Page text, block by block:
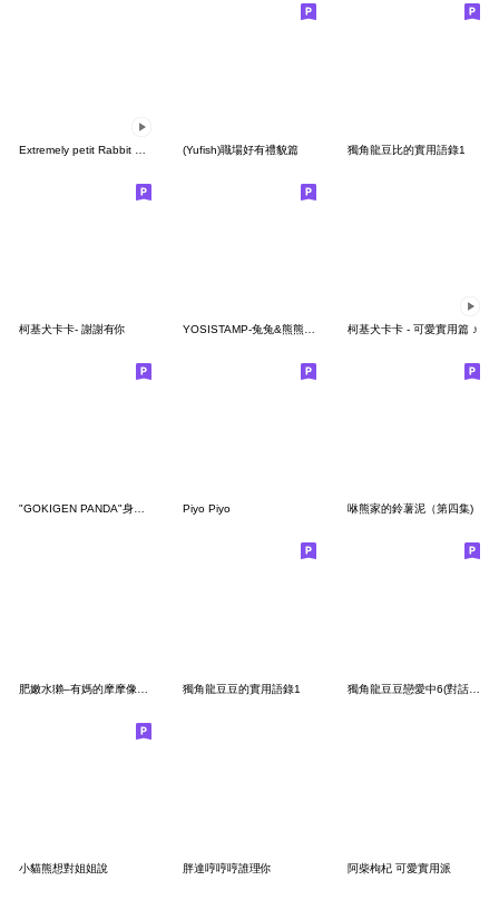
(Yufish)職場好有禮貌篇 獨角龍豆比的實用語錄1
柯基犬卡卡- 謝謝有你 柯基犬卡卡 - 可愛實用篇 ♪
"GOKIGEN PANDA"身體抱恙 台灣版 Piyo Piyo 咻熊家的鈴薯泥（第四集)
獨角龍豆豆的實用語錄1 獨角龍豆豆戀愛中6(對話框版)
小貓熊想對姐姐說 胖達哼哼哼誰理你 阿柴枸杞 可愛實用派